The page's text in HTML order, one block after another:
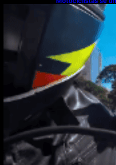
com paciente em